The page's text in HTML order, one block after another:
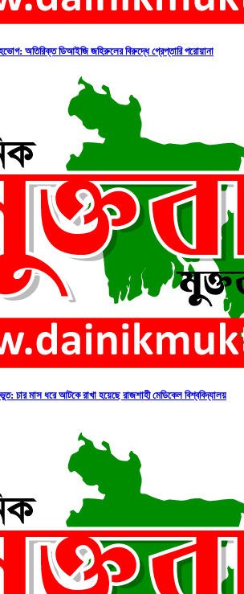
অতিরিক্ত ডিআইজি জহিরুলের বিরুদ্ধে গ্রেপ্তারি পরোয়ানা
ভুত: চার মাস ধরে আটকে রাখা হয়েছে রাজশাহী মেডিকেল বিশ্ববিদ্যালয়